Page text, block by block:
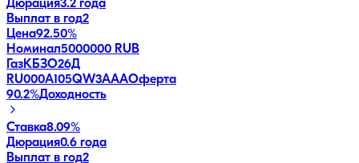
Дюрация3.2 года
Выплат в год2
Цена92.50%
Номинал5000000 RUB
ГазКБЗО26Д
RU000A105QW3AAAОферта
90.2%Доходность
Ставка8.09%
Дюрация0.6 года
Выплат в год2